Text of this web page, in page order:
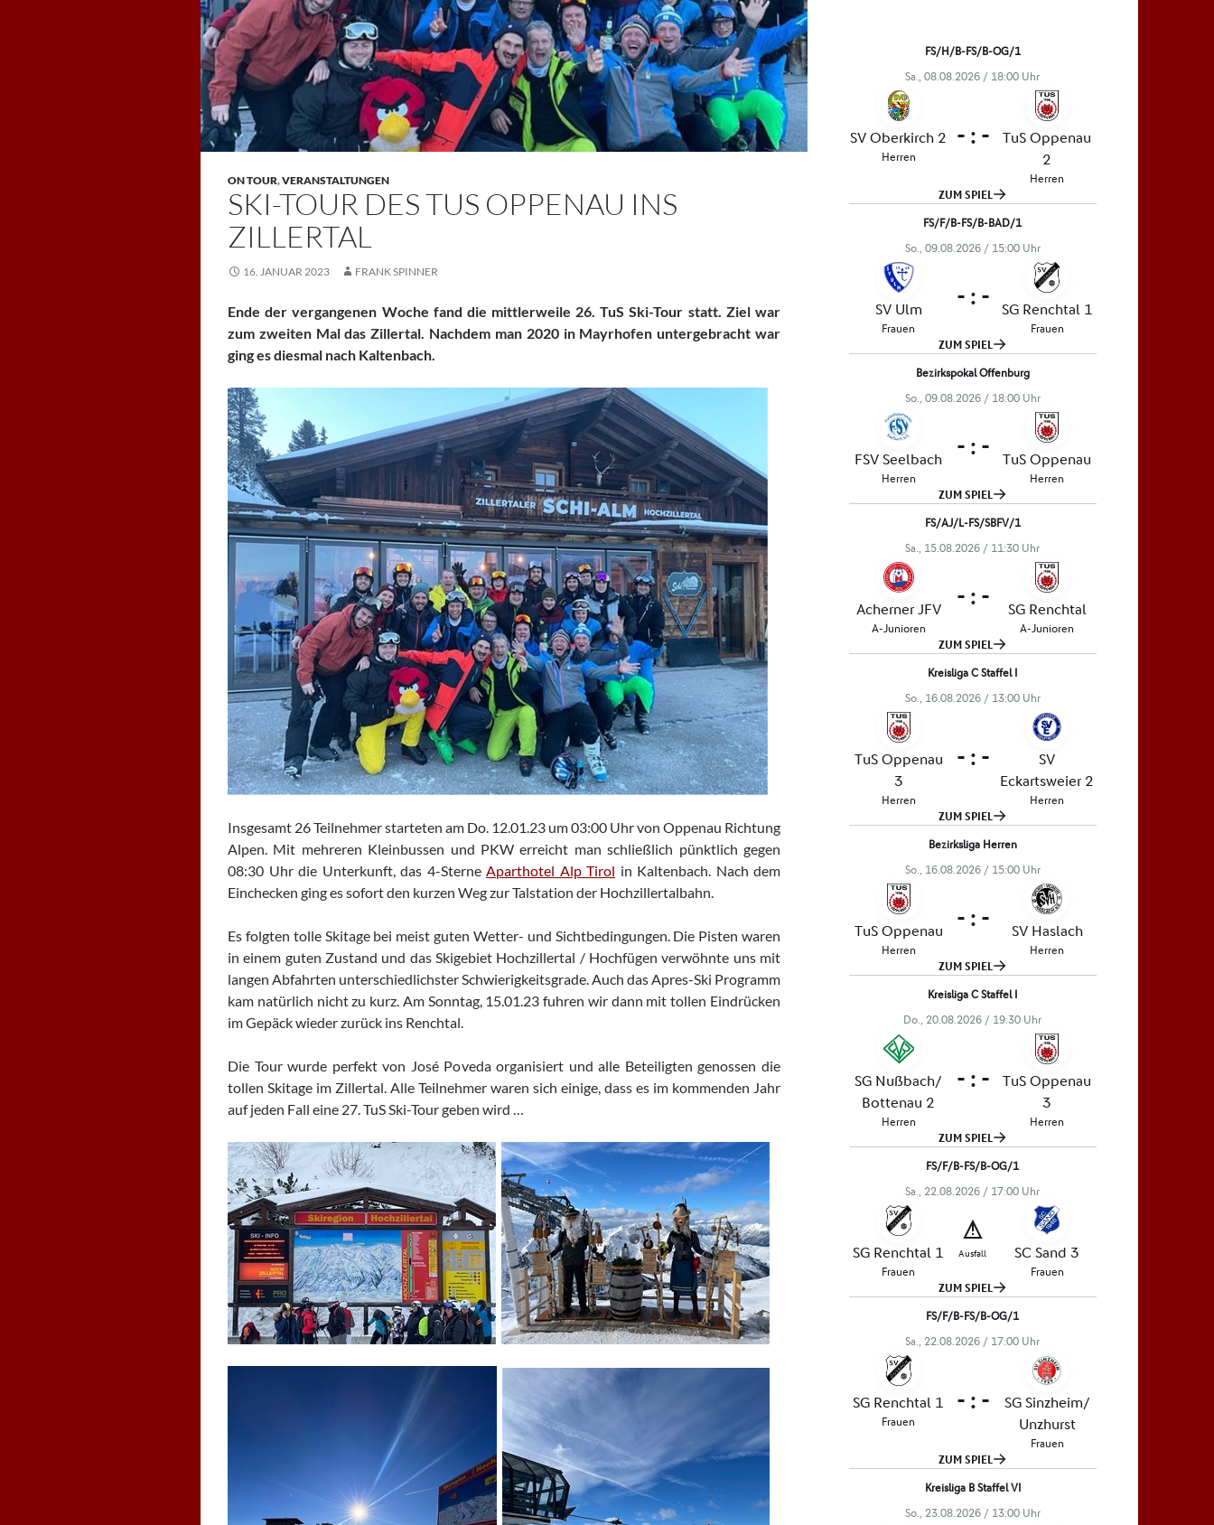
ON TOUR,VERANSTALTUNGEN
SKI-TOUR DES TUS OPPENAU INS
ZILLERTAL
16. JANUAR 2023 FRANK SPINNER
Ende der vergangenen Woche fand die mittlerweile 26. TuS Ski-Tour statt. Ziel war
zum zweiten Mal das Zillertal. Nachdem man 2020 in Mayrhofen untergebracht war
ging es diesmal nach Kaltenbach.
Insgesamt 26 Teilnehmer starteten am Do. 12.01.23 um 03:00 Uhr von Oppenau Richtung
Alpen. Mit mehreren Kleinbussen und PKW erreicht man schließlich pünktlich gegen
08:30 Uhr die Unterkunft, das 4-Sterne Aparthotel Alp Tirol in Kaltenbach. Nach dem
Einchecken ging es sofort den kurzen Weg zur Talstation der Hochzillertalbahn.
Es folgten tolle Skitage bei meist guten Wetter- und Sichtbedingungen. Die Pisten waren
in einem guten Zustand und das Skigebiet Hochzillertal / Hochfügen verwöhnte uns mit
langen Abfahrten unterschiedlichster Schwierigkeitsgrade. Auch das Apres-Ski Programm
kam natürlich nicht zu kurz. Am Sonntag, 15.01.23 fuhren wir dann mit tollen Eindrücken
im Gepäck wieder zurück ins Renchtal.
Die Tour wurde perfekt von José Poveda organisiert und alle Beteiligten genossen die
tollen Skitage im Zillertal. Alle Teilnehmer waren sich einige, dass es im kommenden Jahr
auf jeden Fall eine 27. TuS Ski-Tour geben wird …